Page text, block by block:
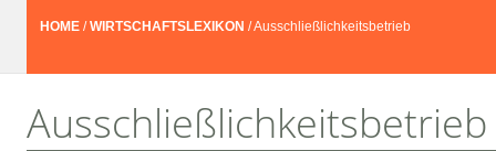
HOME /WIRTSCHAFTSLEXIKON / Ausschließlichkeitsbetrieb
Ausschließlichkeitsbetrieb